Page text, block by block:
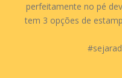
perfeitamente no pé
tem 3 opções de